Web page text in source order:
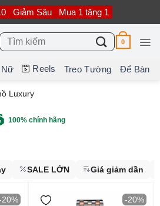
Giảm Sâu Mua 1 tặng 1
Tìm
kiếm:
0
Nữ Reels Treo Tường Để Bàn
Luxury
100% chính hãng
SALE LỚN Giá giảm dần
20% -20%